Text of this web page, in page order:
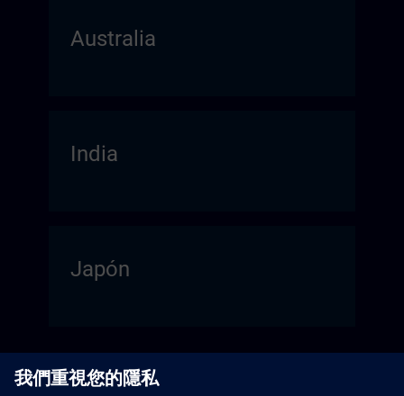
Australia
India
Japón